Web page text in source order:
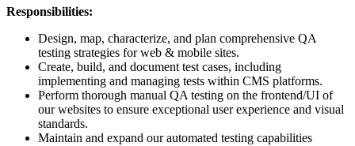
Responsibilities:
Design, map, characterize, and plan comprehensive QA
testing strategies for web & mobile sites.
Create, build, and document test cases, including
implementing and managing tests within CMS platforms.
Perform thorough manual QA testing on the frontend/UI of
our websites to ensure exceptional user experience and visual
standards.
Maintain and expand our automated testing capabilities